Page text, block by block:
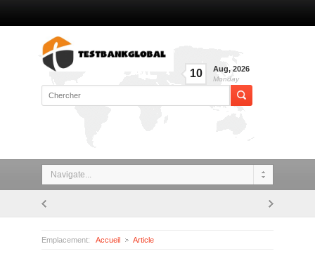
10 Aug, 2026
Monday
Navigate...
Emplacement: Accueil Article